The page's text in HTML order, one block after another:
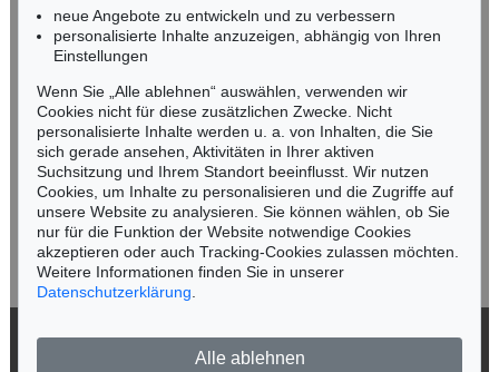
Keine Auktion mehr verpassen!
Wir informieren Sie rechtzeitig.
Jetzt zum Newsletter anmelden >
neue Angebote zu entwickeln und zu verbessern
personalisierte Inhalte anzuzeigen, abhängig von Ihren
Einstellungen
Wenn Sie „Alle ablehnen“ auswählen, verwenden wir
Cookies nicht für diese zusätzlichen Zwecke. Nicht
personalisierte Inhalte werden u. a. von Inhalten, die Sie
sich gerade ansehen, Aktivitäten in Ihrer aktiven
Suchsitzung und Ihrem Standort beeinflusst. Wir nutzen
Cookies, um Inhalte zu personalisieren und die Zugriffe auf
unsere Website zu analysieren. Sie können wählen, ob Sie
nur für die Funktion der Website notwendige Cookies
akzeptieren oder auch Tracking-Cookies zulassen möchten.
Weitere Informationen finden Sie in unserer
Datenschutzerklärung
Alle ablehnen